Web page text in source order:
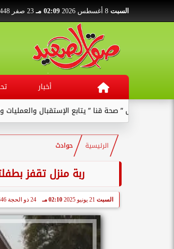
السبت 02:09 مـ 23 صفر 1448
أخبار
وكيل ” صحة قنا ” يتابع الإستقبال والعمليات
الرئيسية حوادث
ربة منزل تقفز
السبت 02:10 مـ 24 ذو الحجة 1446